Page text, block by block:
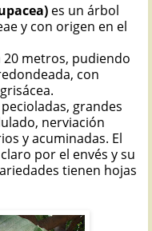
es un árbol
y con origen en el
20 metros, pudiendo
con
grandes
nerviación
y acuminadas. El
por el envés y su
tienen hojas